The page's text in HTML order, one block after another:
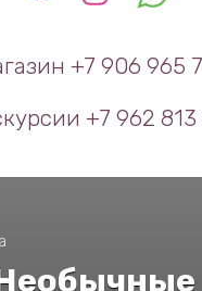
+7 906 965
+7 962 813